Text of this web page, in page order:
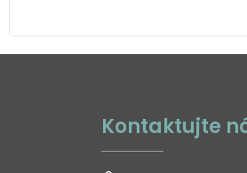
Kontaktujte